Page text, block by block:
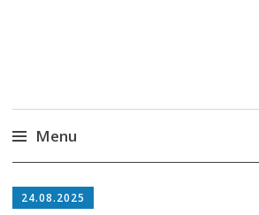
Menu
to
24.08.2025